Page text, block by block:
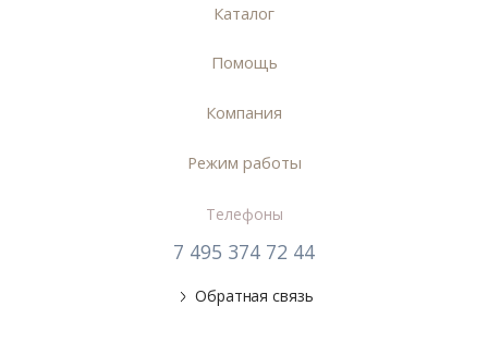
Каталог
Помощь
Компания
Режим работы
Телефоны
7 495 374 72 44
Обратная связь